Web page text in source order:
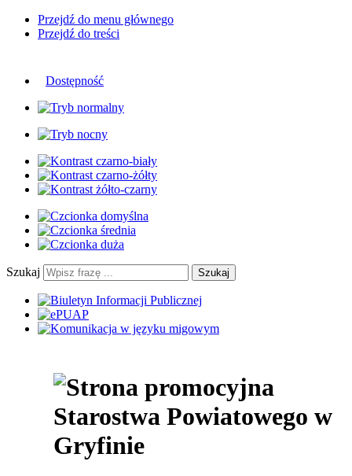
Przejdź do menu głównego
Przejdź do treści
Dostępność
Szukaj Szukaj